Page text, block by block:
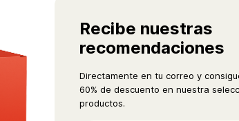
Recibe nuestras
recomendaciones
Directamente en tu correo y
60% de descuento en nuestra
productos.